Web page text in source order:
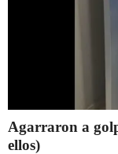
Agarraron a
ellos)